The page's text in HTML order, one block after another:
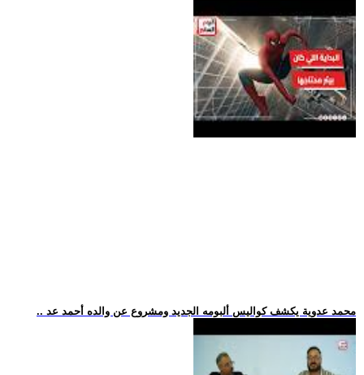
.. محمد عدوية يكشف كواليس ألبومه الجديد ومشروع عن والده أحمد عد